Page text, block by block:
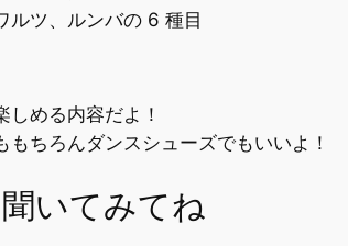
ルンバの 6 種目
しめる内容だよ！
もちろんダンスシューズでもいいよ！
いてみてね